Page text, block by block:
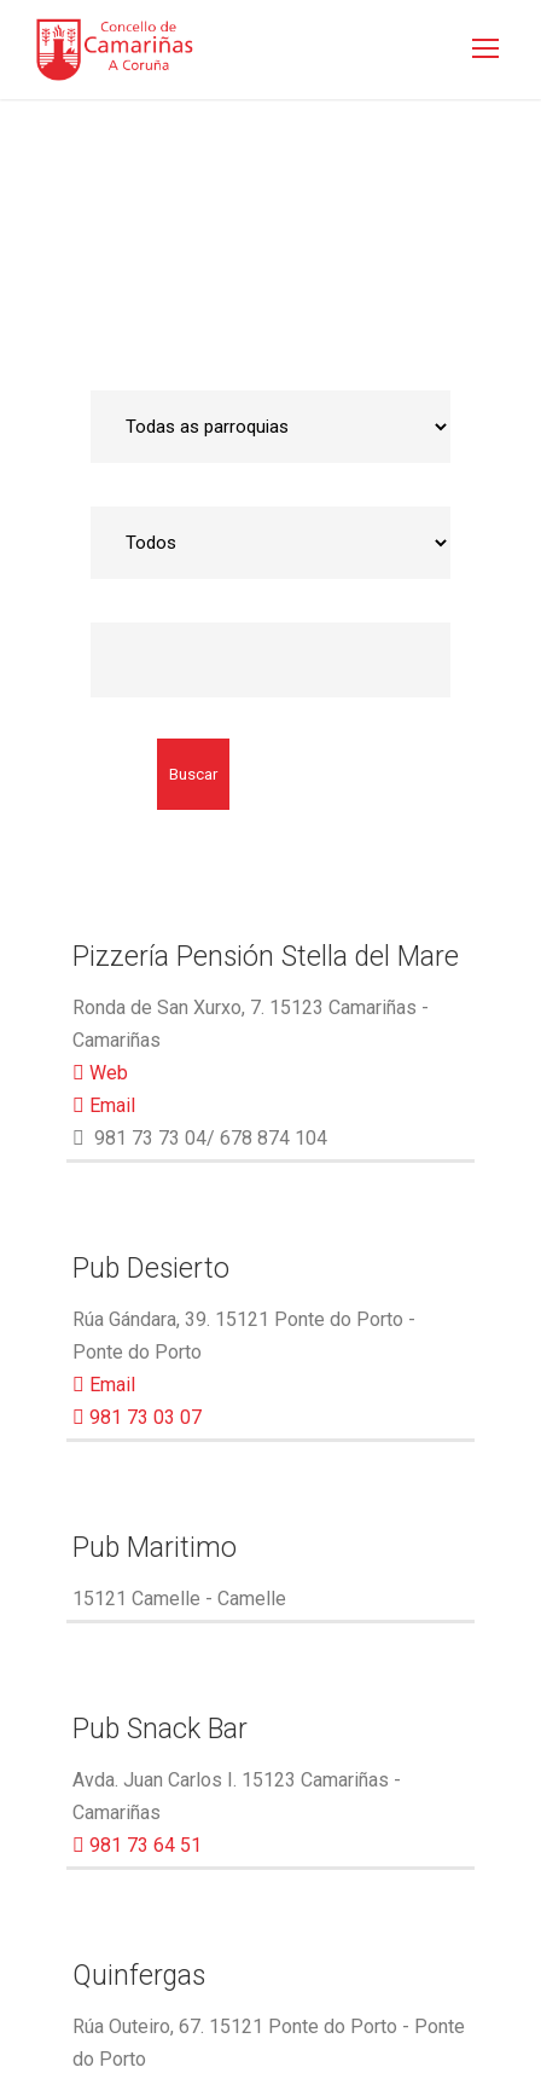
Buscar
Pizzería Pensión Stella del Mare
Ronda de San Xurxo, 7. 15123 Camariñas -
Camariñas
Web
Email
981 73 73 04/ 678 874 104
Pub Desierto
Rúa Gándara, 39. 15121 Ponte do Porto -
Ponte do Porto
Email
981 73 03 07
Pub Maritimo
15121 Camelle - Camelle
Pub Snack Bar
Avda. Juan Carlos I. 15123 Camariñas -
Camariñas
981 73 64 51
Quinfergas
Rúa Outeiro, 67. 15121 Ponte do Porto - Ponte
do Porto